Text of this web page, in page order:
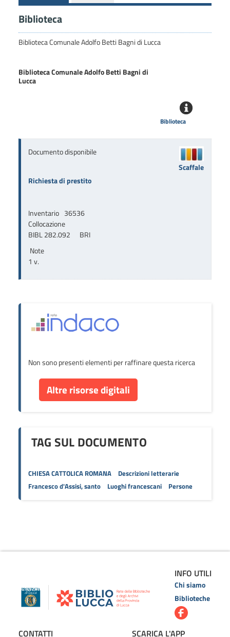
Biblioteca
Biblioteca Comunale Adolfo Betti Bagni di Lucca
Biblioteca Comunale Adolfo Betti Bagni di
Lucca
Biblioteca
Documento disponibile
Richiesta di prestito
Inventario 36536
Collocazione
BIBL 282.092      BRI
Note
1 v.
Scaffale
Non sono presenti elementi per raffinare questa ricerca
Altre risorse digitali
TAG SUL DOCUMENTO
CHIESA CATTOLICA ROMANA
Descrizioni letterarie
Francesco d'Assisi, santo
Luoghi francescani Persone
INFO UTILI
Chi siamo
Biblioteche
CONTATTI SCARICA L'APP